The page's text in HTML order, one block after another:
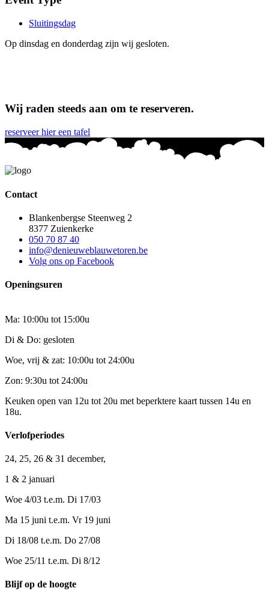
Sluitingsdag
Op dinsdag en donderdag zijn wij gesloten.
Wij raden steeds aan om te reserveren.
reserveer hier een tafel
Contact
Blankenbergse Steenweg 2
8377 Zuienkerke
050 70 87 40
info@denieuweblauwetoren.be
Volg ons op Facebook
Openingsuren
Ma: 10:00u tot 15:00u
Di & Do: gesloten
Woe, vrij & zat: 10:00u tot 24:00u
Zon: 9:30u tot 24:00u
Keuken open van 12u tot 20u met beperktere kaart tussen 14u en
18u.
Verlofperiodes
24, 25, 26 & 31 december,
1 & 2 januari
Woe 4/03 t.e.m. Di 17/03
Ma 15 juni t.e.m. Vr 19 juni
Di 18/08 t.e.m. Do 27/08
Woe 25/11 t.e.m. Di 8/12
Blijf op de hoogte